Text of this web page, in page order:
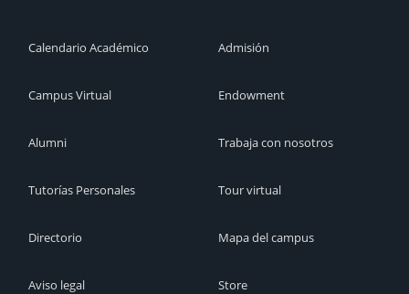
Calendario Académico
Campus Virtual
Alumni
Tutorías Personales
Directorio
Aviso legal
Admisión
Endowment
Trabaja con nosotros
Tour virtual
Mapa del campus
Store